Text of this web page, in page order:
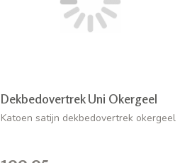
Dekbedovertrek Uni Okergeel
Katoen satijn dekbedovertrek okergeel